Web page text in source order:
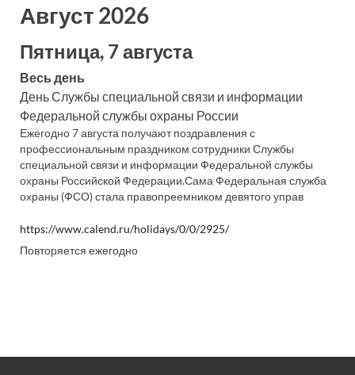
Август 2026
Пятница, 7 августа
Весь день
День Службы специальной связи и информации
Федеральной службы охраны России
Ежегодно 7 августа получают поздравления с
профессиональным праздником сотрудники Службы
специальной связи и информации Федеральной службы
охраны Российской Федерации.Сама Федеральная служба
охраны (ФСО) стала правопреемником девятого управ
https://www.calend.ru/holidays/0/0/2925/
Повторяется ежегодно